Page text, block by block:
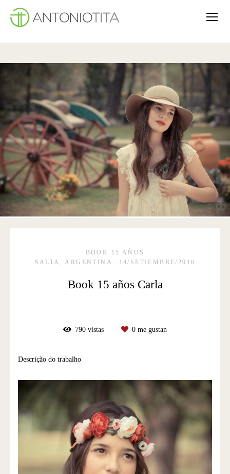
BOOK 15 AÑOS
SALTA, ARGENTINA
14/SETIEMBRE/2016
Book 15 años Carla
790 vistas 0 me gustan
Descrição do trabalho